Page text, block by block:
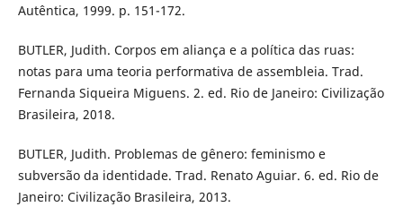
Autêntica, 1999. p. 151-172.
BUTLER, Judith. Corpos em aliança e a política das ruas:
notas para uma teoria performativa de assembleia. Trad.
Fernanda Siqueira Miguens. 2. ed. Rio de Janeiro: Civilização
Brasileira, 2018.
BUTLER, Judith. Problemas de gênero: feminismo e
subversão da identidade. Trad. Renato Aguiar. 6. ed. Rio de
Janeiro: Civilização Brasileira, 2013.